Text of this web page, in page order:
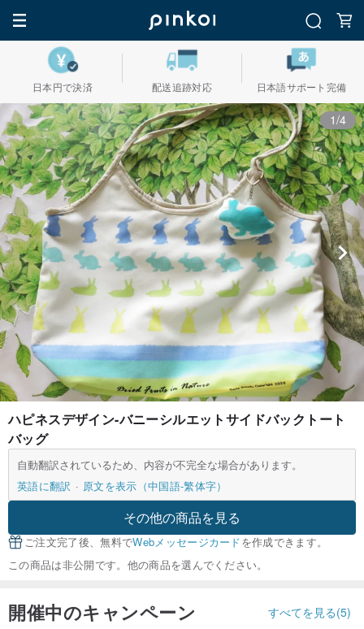
日本円で決済 配送追跡対応 日本語サポート完備
1/4
ハピネスデザイン-バニーシルエットサイドバックトート
バッグ
自動翻訳されているため、内容が不完全な場合があります。
英語に翻訳
原文を表示（中国語-繁体字）
その他の商品を見る
ご注文完了後、無料でWebメッセージカードを作成できます。
この商品は非公開です。他の商品を選んでください。
開催中のキャンペーン すべてを見る(5)